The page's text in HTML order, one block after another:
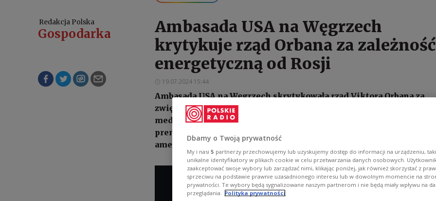
Redakcja Polska
Gospodarka
Ambasada USA na Węgrzech
krytykuje rząd Orbana za zależność
energetyczną od Rosji
19.07.2024 15:44
Ambasada USA na Węgrzech skrytykowała rząd Viktora Orbana za
zwiększanie zależności energetycznej kraju od Rosji, publikując w
mediach społecznościowych film z kadrami ze spotkania
premiera z Władimirem Putinem. To nie pierwszy raz, kiedy
amerykańska placówka dyplomatyczna zabiera głos w tej sprawie.
Dbamy o Twoją prywatność
My i nasi 5 partnerzy przechowujemy lub uzyskujemy dostęp do informacji na urządzeniu,
unikalne identyfikatory w plikach cookie w celu przetwarzania danych osobowych.
zaakceptować swoje wybory lub zarządzać nimi, klikając poniżej, jak również skorzystać z
sprzeciwu na podstawie prawnie uzasadnionego interesu lub w dowolnym momencie na
prywatności. Te wybory będą sygnalizowane naszym partnerom i nie będą miały wpływu na
przeglądania.
Polityka prywatności